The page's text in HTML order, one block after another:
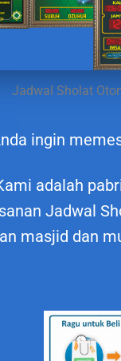
Jadwal Sholat
ingin
adalah
Jadwal
masjid dan